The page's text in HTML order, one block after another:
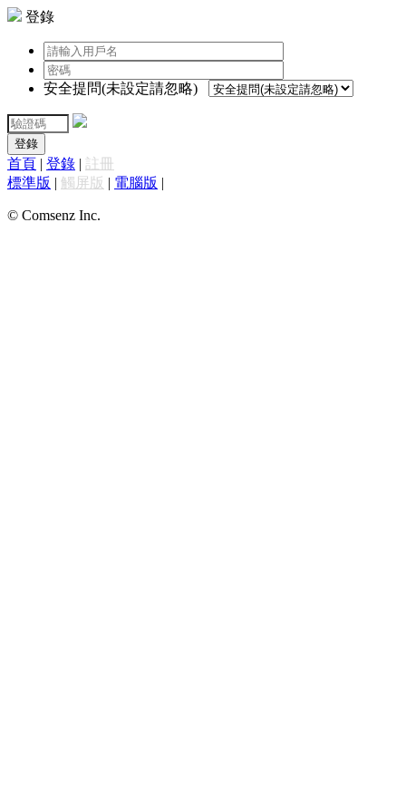
登錄
安全提問(未設定請忽略)
登錄
首頁 | 登錄 | 註冊
標準版 | 觸屏版 | 電腦版 |
© Comsenz Inc.